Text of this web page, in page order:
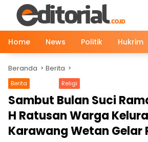
Langsung
konten
Home
News Politik Hukrim
Beranda Berita
Berita Religi
Sambut Bulan Suci
H Ratusan Warga
Karawang Wetan Gelar